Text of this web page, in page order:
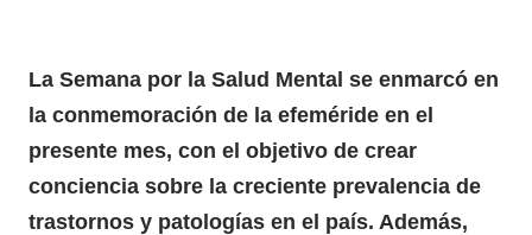
La Semana por la Salud Mental se enmarcó en
la conmemoración de la efeméride en el
presente mes, con el objetivo de crear
conciencia sobre la creciente prevalencia de
trastornos y patologías en el país. Además,